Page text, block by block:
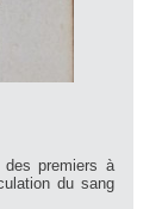
premiers à
du sang